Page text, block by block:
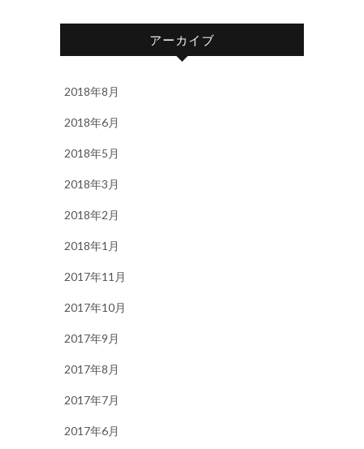
アーカイブ
2018年8月
2018年6月
2018年5月
2018年3月
2018年2月
2018年1月
2017年11月
2017年10月
2017年9月
2017年8月
2017年7月
2017年6月